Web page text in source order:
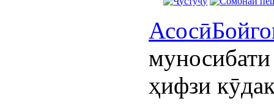
Асосӣ
ҳифзи